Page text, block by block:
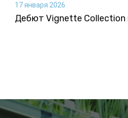
17 января 2026
Дебют Vignette Collection